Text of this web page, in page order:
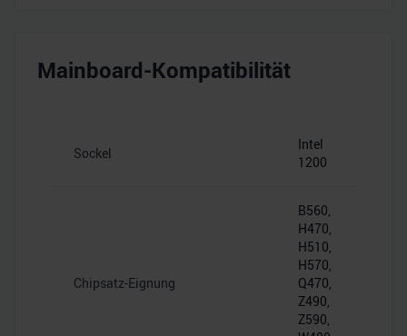
Mainboard-Kompatibilität
Sockel
Intel
1200
Chipsatz-Eignung
B560,
H470,
H510,
H570,
Q470,
Z490,
Z590,